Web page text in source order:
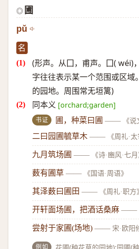
◎ 圃
pǔ
名
(形声。从囗，甫声。囗( wéi)
字往往表示某一个范围或区域
的园地。周围常无垣篱)
同本义 [orchard;garden]
书证 圃，种菜曰圃 —— 《说
二曰园圃毓草木 —— 《周礼·太
九月筑场圃 —— 《诗·豳风·七月
薮有圃草 —— 《国语·周语》
其泽薮曰圃田 —— 《周礼·职方
开轩面场圃，把酒话桑麻 ——
尝射于家圃(场地) —— 宋·欧阳
例如